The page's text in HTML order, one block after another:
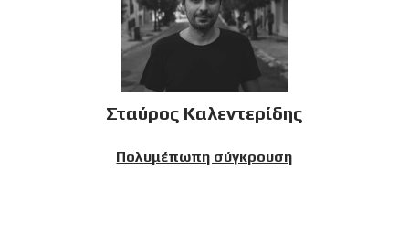
Σταύρος Καλεντερίδης
Πολυμέπωπη σύγκρουση